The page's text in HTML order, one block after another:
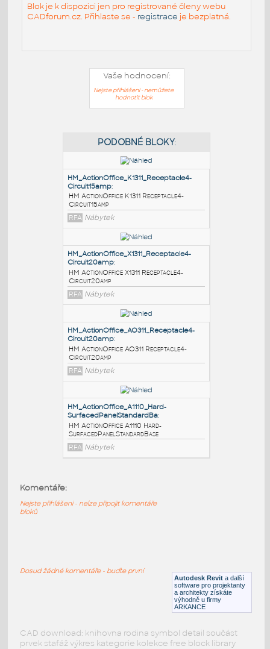
Blok je k dispozici jen pro registrované členy webu
CADforum.cz. Přihlaste se - registrace je bezplatná.
Vaše hodnocení:
Nejste přihlášeni - nemůžete
hodnotit blok
PODOBNÉ BLOKY:
HM_ActionOffice_K1311_Receptacle4-
Circuit15amp
HM ActionOffice K1311 Receptacle4-
Circuit15amp
RFA Nábytek
HM_ActionOffice_X1311_Receptacle4-
Circuit20amp:
HM ActionOffice X1311 Receptacle4-
Circuit20amp
RFA Nábytek
HM ActionOffice A1110 Hard-
SurfacedPanelStandardBase
Autodesk Revit a další
software pro projektanty
a architekty získáte
výhodně u firmy
ARKANCE
Komentáře:
Nejste přihlášeni - nelze připojit komentáře
bloků
Dosud žádné komentáře - buďte první
CAD download: knihovna rodina symbol detail součást
prvek stafáž výkres kategorie kolekce free block library